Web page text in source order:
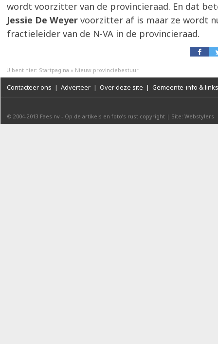
wordt voorzitter van de provincieraad. En dat
Jessie De Weyer voorzitter af is maar ze wordt
fractieleider van de N-VA in de provincieraad.
U bent hier: Startpagina » Nieuw provinciebestuur
Contacteer ons | Adverteer | Over deze site | Gemeente-info & links
© 2004-2013 Faes nv - Op de artikels en foto’s rust copyright | Site: Webstylers